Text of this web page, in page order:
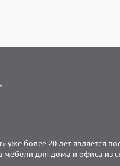
уже более 20 лет является
мебели для дома и офиса из